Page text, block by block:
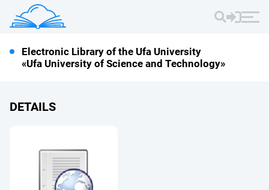
Electronic Library of the Ufa University
«Ufa University of Science and Technology»
DETAILS